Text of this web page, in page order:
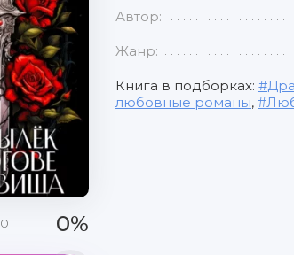
0 0%
Автор:
Жанр:
Книга в подборках:
любовные романы,